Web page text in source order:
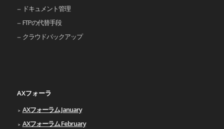
ドキュメント管理
FTPの代替手段
クラウドバックアップ
AXフォーラ
AXフォーラム January
AXフォーラム February